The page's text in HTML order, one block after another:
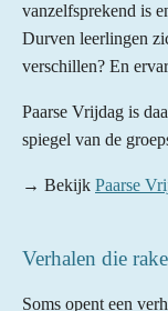
vanzelfsprekend is
Durven leerlingen
verschillen? En
Paarse Vrijdag is
spiegel van de
→ Bekijk Paarse
Verhalen die
Soms opent een